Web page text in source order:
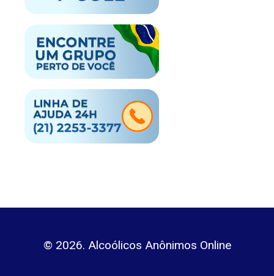
© 2026. Alcoólicos Anônimos Online